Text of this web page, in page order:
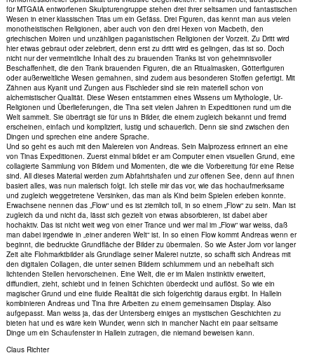
für MTGAIA entworfenen Skulpturengruppe stehen drei ihrer seltsamen und fantastischen
Wesen in einer klassischen Trias um ein Gefäss. Drei Figuren, das kennt man aus vielen
monotheistischen Religionen, aber auch von den drei Hexen von Macbeth, den
griechischen Moiren und unzähligen paganistischen Religionen der Vorzeit. Zu Dritt wird
hier etwas gebraut oder zelebriert, denn erst zu dritt wird es gelingen, das ist so. Doch
nicht nur der vermeintliche Inhalt des zu brauenden Tranks ist von geheimnisvoller
Beschaffenheit, die den Trank brauenden Figuren, die an Ritualmasken, Götterfiguren
oder außerweltliche Wesen gemahnen, sind zudem aus besonderen Stoffen gefertigt. Mit
Zähnen aus Kyanit und Zungen aus Fischleder sind sie rein materiell schon von
alchemistischer Qualität. Diese Wesen entstammen eines Wissens um Mythologie, Ur-
Religionen und Überlieferungen, die Tina seit vielen Jahren in Expeditionen rund um die
Welt sammelt. Sie überträgt sie für uns in Bilder, die einem zugleich bekannt und fremd
erscheinen, einfach und kompliziert, lustig und schauerlich. Denn sie sind zwischen den
Dingen und sprechen eine andere Sprache.
Und so geht es auch mit den Malereien von Andreas. Sein Malprozess erinnert an eine
von Tinas Expeditionen. Zuerst einmal bildet er am Computer einen visuellen Grund, eine
collagierte Sammlung von Bildern und Momenten, die wie die Vorbereitung für eine Reise
sind. All dieses Material werden zum Abfahrtshafen und zur offenen See, denn auf ihnen
basiert alles, was nun malerisch folgt. Ich stelle mir das vor, wie das hochaufmerksame
und zugleich weggetretene Versinken, das man als Kind beim Spielen erleben konnte.
Erwachsene nennen das „Flow“ und es ist ziemlich toll, in so einem „Flow“ zu sein. Man ist
zugleich da und nicht da, lässt sich gezielt von etwas absorbieren, ist dabei aber
hochaktiv. Das ist nicht weit weg von einer Trance und wer mal im „Flow“ war weiss, daß
man dabei irgendwie in „einer anderen Welt“ ist. In so einen Flow kommt Andreas wenn er
beginnt, die bedruckte Grundfläche der Bilder zu übermalen. So wie Aster Jorn vor langer
Zeit alte Flohmarktbilder als Grundlage seiner Malerei nutzte, so schafft sich Andreas mit
den digitalen Collagen, die unter seinen Bildern schlummern und an nebelhaft sich
lichtenden Stellen hervorscheinen. Eine Welt, die er im Malen instinktiv erweitert,
diffundiert, zieht, schiebt und in feinen Schichten überdeckt und auflöst. So wie ein
magischer Grund und eine fluide Realität die sich folgerichtig daraus ergibt. In Hallein
kombinieren Andreas und Tina ihre Arbeiten zu einem gemeinsamen Display. Also
aufgepasst. Man weiss ja, das der Untersberg einiges an mystischen Geschichten zu
bieten hat und es wäre kein Wunder, wenn sich in mancher Nacht ein paar seltsame
Dinge um ein Schaufenster in Hallein zutragen, die niemand beweisen kann.
Claus Richter